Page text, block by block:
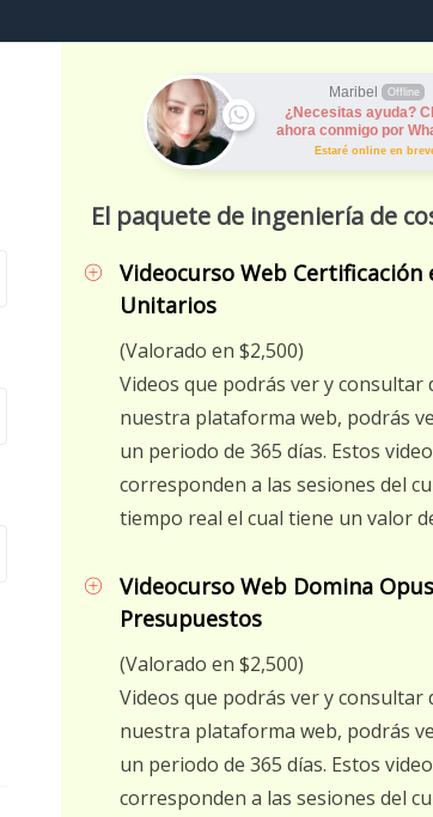
Maribel Offline
¿Necesitas ayuda?
ahora conmigo por
Estaré online en
El paquete de ingeniería de
Videocurso Web Certificación
Unitarios
(Valorado en $2,500)
Videos que podrás ver y consultar
nuestra plataforma web, podrás
un periodo de 365 días. Estos
corresponden a las sesiones del
tiempo real el cual tiene un valor
Videocurso Web Domina Opus
Presupuestos
(Valorado en $2,500)
Videos que podrás ver y consultar
nuestra plataforma web, podrás
un periodo de 365 días. Estos
corresponden a las sesiones del